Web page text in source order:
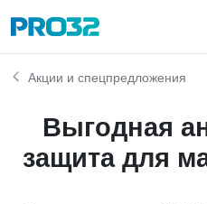
Акции и спецпредложения
Выгодная
защита для